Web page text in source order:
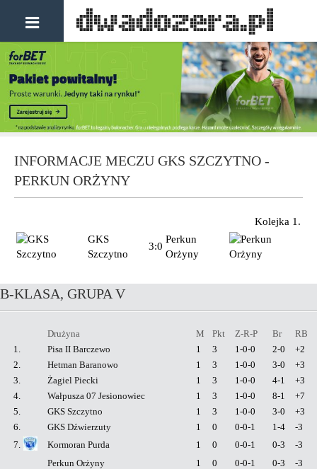
INFORMACJE MECZU GKS SZCZYTNO -
PERKUN ORŻYNY
Kolejka 1.
GKS
Szczytno
3:0
Perkun
Orżyny
B-KLASA, GRUPA V
Drużyna M Pkt Z-R-P Br
RB
1.
Pisa II Barczewo 1 3 1-0-0 2-0
+2
2.
Hetman Baranowo 1 3 1-0-0 3-0
+3
3.
Żagiel Piecki 1 3 1-0-0 4-1
+3
4.
Wałpusza 07 Jesionowiec 1 3 1-0-0 8-1
+7
5.
GKS Szczytno 1 3 1-0-0 3-0
+3
6.
GKS Dźwierzuty 1 0 0-0-1 1-4
-3
7.
Kormoran Purda 1 0 0-0-1 0-3
-3
Perkun Orżyny
1 0 0-0-1 0-3
-3